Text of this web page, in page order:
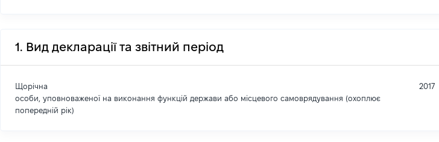
1. Вид декларації та звітний період
Щорічна
особи, уповноваженої на виконання функцій держави або місцевого самоврядування (охоплює
попередній рік)
2017